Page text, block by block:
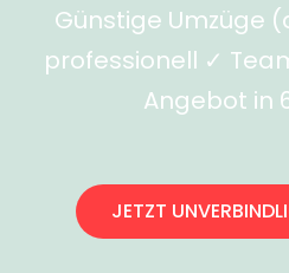
Günstige Umzüge
professionell ✓
Angebot in
JETZT